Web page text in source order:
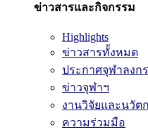
ข่าวสารและกิจกรรม
Highlights
ข่าวสารทั้งหมด
ประกาศจุฬาลง
ข่าวจุฬาฯ
งานวิจัยและนวัต
ความร่วมมือ